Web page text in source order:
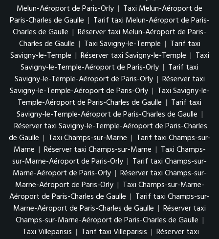
Melun-Aéroport de Paris-Orly | Taxi Melun-Aéroport de
Paris-Charles de Gaulle | Tarif taxi Melun-Aéroport de Paris-
Charles de Gaulle | Réserver taxi Melun-Aéroport de Paris-
Charles de Gaulle | Taxi Savigny-le-Temple | Tarif taxi
Savigny-le-Temple | Réserver taxi Savigny-le-Temple | Taxi
Savigny-le-Temple-Aéroport de Paris-Orly | Tarif taxi
Savigny-le-Temple-Aéroport de Paris-Orly | Réserver taxi
Savigny-le-Temple-Aéroport de Paris-Orly | Taxi Savigny-le-
Temple-Aéroport de Paris-Charles de Gaulle | Tarif taxi
Savigny-le-Temple-Aéroport de Paris-Charles de Gaulle |
Réserver taxi Savigny-le-Temple-Aéroport de Paris-Charles
de Gaulle | Taxi Champs-sur-Marne | Tarif taxi Champs-sur-
Marne | Réserver taxi Champs-sur-Marne | Taxi Champs-
sur-Marne-Aéroport de Paris-Orly | Tarif taxi Champs-sur-
Marne-Aéroport de Paris-Orly | Réserver taxi Champs-sur-
Marne-Aéroport de Paris-Orly | Taxi Champs-sur-Marne-
Aéroport de Paris-Charles de Gaulle | Tarif taxi Champs-sur-
Marne-Aéroport de Paris-Charles de Gaulle | Réserver taxi
Champs-sur-Marne-Aéroport de Paris-Charles de Gaulle |
Taxi Villeparisis | Tarif taxi Villeparisis | Réserver taxi